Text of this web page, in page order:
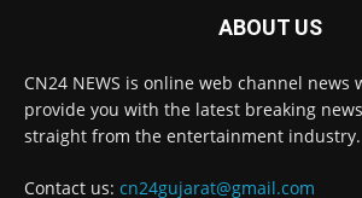
ABOUT US
CN24 NEWS is online web channel news
provide you with the latest breaking
straight from the entertainment industry.
Contact us: cn24gujarat@gmail.com